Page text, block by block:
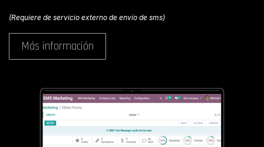
(Requiere de servicio externo de envío de sms)
Más información